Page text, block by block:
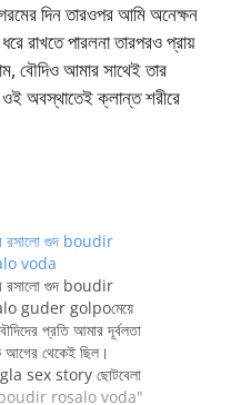
দিন তারওপর আমি অনেক্ষন
রাখতে পারলনা তারপরও প্রায়
বৌদিও আমার সাথেই তার
অবস্থাতেই ক্লান্ত শরীরে
রসালো গুদ boudir
voda
রসালো গুদ boudir
guder golpoমেয়ে
প্রতি আমার দূর্বলতা
থেকেই ছিল।
sex story ছোটবেলা
হয় লেখাপড়ার সময় আথবা
rosalo voda"